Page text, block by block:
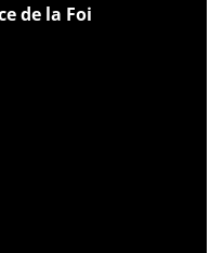
de la Foi